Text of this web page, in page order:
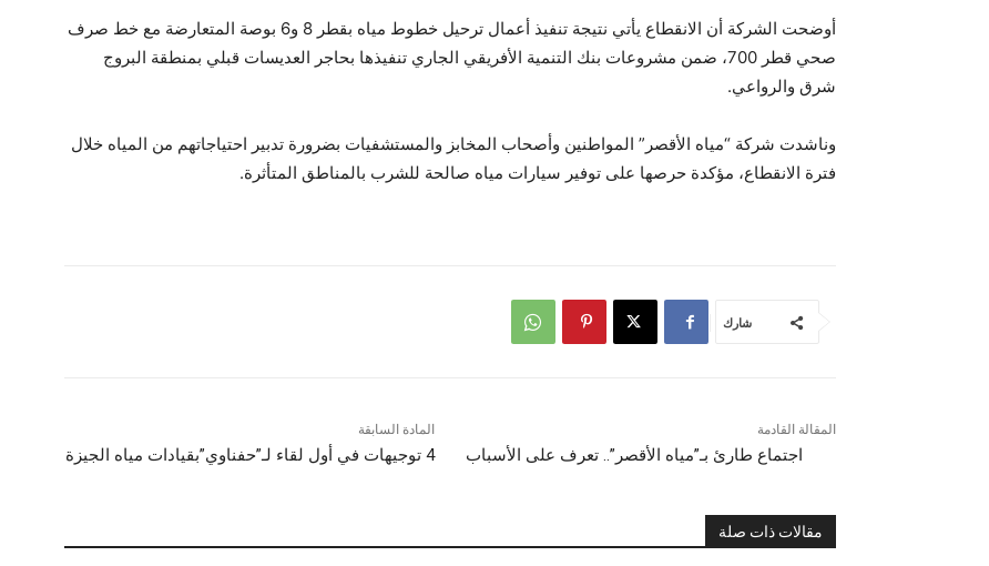
أوضحت الشركة أن الانقطاع يأتي نتيجة تنفيذ أعمال ترحيل خطوط مياه بقطر 8 و6 بوصة المتعارضة مع خط صرف
صحي قطر 700، ضمن مشروعات بنك التنمية الأفريقي الجاري تنفيذها بحاجر العديسات قبلي بمنطقة البروج
شرق والرواعي.
وناشدت شركة “مياه الأقصر” المواطنين وأصحاب المخابز والمستشفيات بضرورة تدبير احتياجاتهم من المياه خلال
فترة الانقطاع، مؤكدة حرصها على توفير سيارات مياه صالحة للشرب بالمناطق المتأثرة.
شارك
المادة السابقة
4 توجيهات في أول لقاء لـ”حفناوي”بقيادات مياه الجيزة
المقالة القادمة
اجتماع طارئ بـ”مياه الأقصر”.. تعرف على الأسباب
مقالات ذات صلة